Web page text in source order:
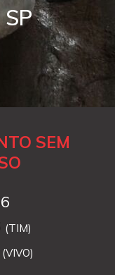
SEM
(TIM)
(VIVO)